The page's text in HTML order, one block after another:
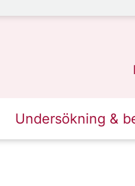
Undersökning &